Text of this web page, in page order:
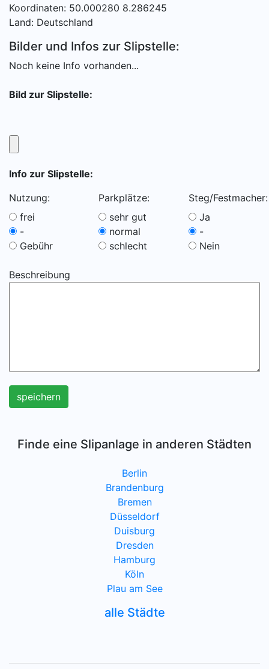
Koordinaten: 50.000280 8.286245
Land: Deutschland
Bilder und Infos zur Slipstelle:
Noch keine Info vorhanden...
Bild zur Slipstelle:
Info zur Slipstelle:
Nutzung:
frei
-
Gebühr
Parkplätze:
sehr gut
normal
schlecht
Steg/Festmacher:
Ja
-
Nein
Beschreibung
speichern
Finde eine Slipanlage in anderen Städten
Berlin
Brandenburg
Bremen
Düsseldorf
Duisburg
Dresden
Hamburg
Köln
Plau am See
alle Städte